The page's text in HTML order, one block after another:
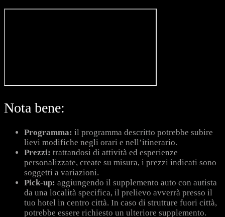
Nota bene:
Programma: il programma descritto potrebbe subire
lievi modifiche negli orari e nell’itinerario.
Prezzi: trattandosi di attività ed esperienze
personalizzate, create su misura, i prezzi indicati sono
soggetti a variazioni.
Pick-up: aggiungendo il supplemento auto con autista
da una località specifica, il prelievo avverrà presso il
tuo hotel in centro città. In caso di strutture fuori città,
potrebbe essere richiesto un ulteriore supplemento.